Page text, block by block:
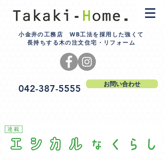
小金井の工務店 WB工法を採用した強くて
長持ちする木の注文住宅・リフォーム
042-387-5555 お問い合わせ